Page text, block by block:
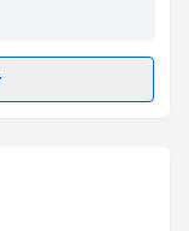
talebi
için bir